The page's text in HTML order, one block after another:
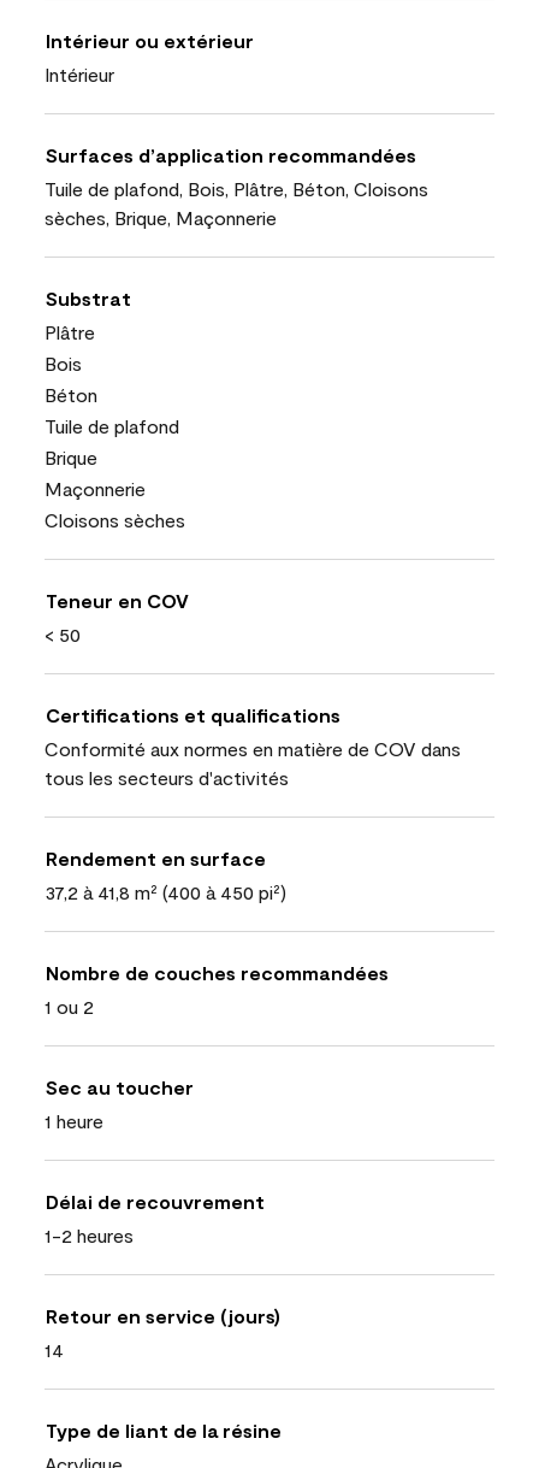
Intérieur ou extérieur
Intérieur
Surfaces d’application recommandées
Tuile de plafond, Bois, Plâtre, Béton, Cloisons
sèches, Brique, Maçonnerie
Substrat
Plâtre
Bois
Béton
Tuile de plafond
Brique
Maçonnerie
Cloisons sèches
Teneur en COV
< 50
Certifications et qualifications
Conformité aux normes en matière de COV dans
tous les secteurs d'activités
Rendement en surface
37,2 à 41,8 m² (400 à 450 pi²)
Nombre de couches recommandées
1 ou 2
Sec au toucher
1 heure
Délai de recouvrement
1-2 heures
Retour en service (jours)
14
Type de liant de la résine
Acrylique